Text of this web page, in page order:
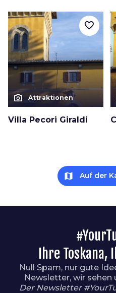
photo_camera Attraktionen
Villa Pecori Giraldi
favorite_border
map Auf der
Ihre
Null Spam, nur gute
Newsletter, wir
Der Newsletter